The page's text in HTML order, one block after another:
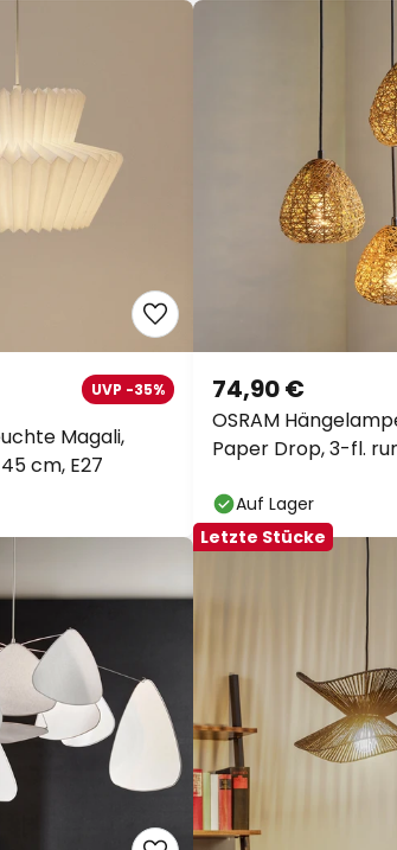
Magali,
cm, E27
UVP -35%
OSRAM
Paper Drop, 3-fl.
74,90 €
Auf Lager
Letzte Stücke